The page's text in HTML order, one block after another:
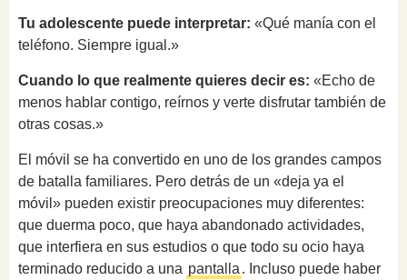
Tu adolescente puede interpretar: «Qué manía con el
teléfono. Siempre igual.»
Cuando lo que realmente quieres decir es: «Echo de
menos hablar contigo, reírnos y verte disfrutar también de
otras cosas.»
El móvil se ha convertido en uno de los grandes campos
de batalla familiares. Pero detrás de un «deja ya el
móvil» pueden existir preocupaciones muy diferentes:
que duerma poco, que haya abandonado actividades,
que interfiera en sus estudios o que todo su ocio haya
terminado reducido a una pantalla . Incluso puede haber